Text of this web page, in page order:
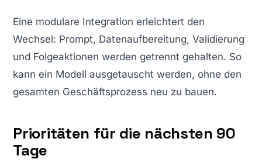
Eine modulare Integration erleichtert den
Wechsel: Prompt, Datenaufbereitung, Validierung
und Folgeaktionen werden getrennt gehalten. So
kann ein Modell ausgetauscht werden, ohne den
gesamten Geschäftsprozess neu zu bauen.
Prioritäten für die nächsten 90
Tage